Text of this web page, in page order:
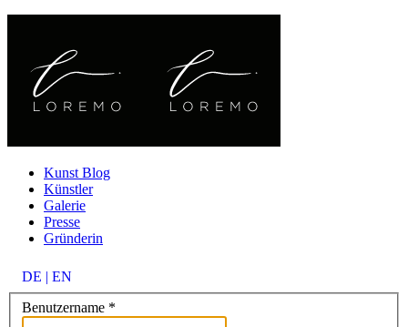
Kunst Blog
Künstler
Galerie
Presse
Gründerin
DE | EN
Benutzername *